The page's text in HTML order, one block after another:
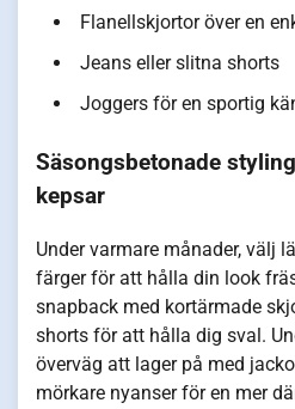
Flanellskjortor över en
Jeans eller slitna shorts
Joggers för en sportig
Säsongsbetonade
kepsar
Under varmare månader, välj
färger för att hålla din look
snapback med kortärmade
shorts för att hålla dig sval.
överväg att lager på med
mörkare nyanser för en mer